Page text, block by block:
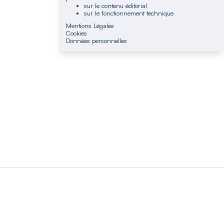
sur le contenu éditorial
sur le fonctionnement technique
Mentions Légales
Cookies
Données personnelles